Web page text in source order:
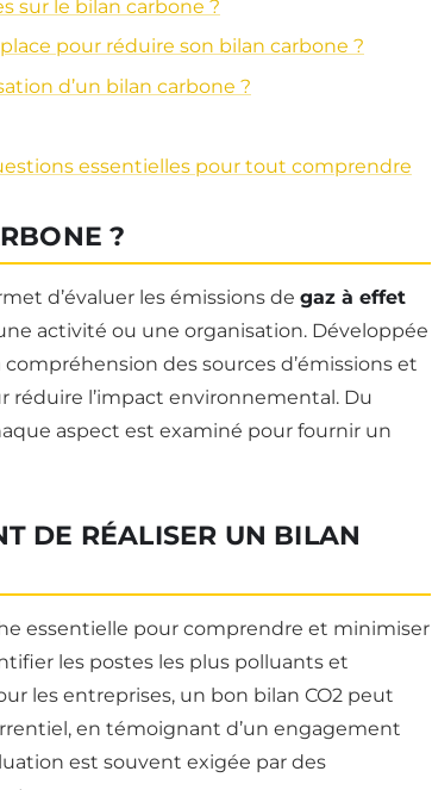
sur le bilan carbone ?
pour réduire son bilan carbone ?
d’un bilan carbone ?
essentielles pour tout comprendre
?
d’évaluer les émissions de gaz à effet
activité ou une organisation. Développée
des sources d’émissions et
réduire l’impact environnemental. Du
aspect est examiné pour fournir un
DE RÉALISER UN BILAN
essentielle pour comprendre et minimiser
les postes les plus polluants et
les entreprises, un bon bilan CO2 peut
en témoignant d’un engagement
est souvent exigée par des